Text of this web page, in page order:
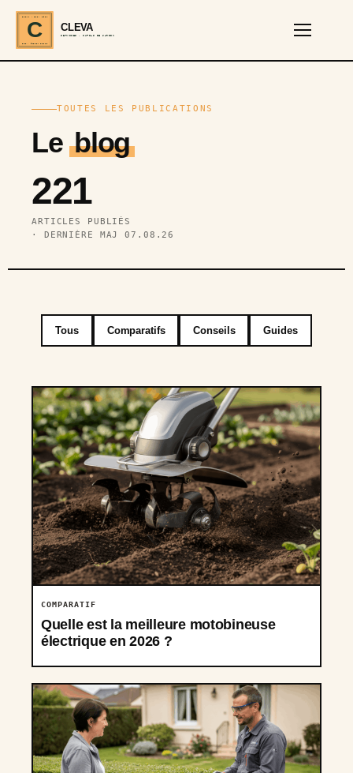
C
CLEVA · EST. 2024
REF · GARDEN TOOLS
CLEVA
SERVICES · OUTILS DE JARDIN
TOUTES LES PUBLICATIONS
Leblog
221
ARTICLES PUBLIÉS
· DERNIÈRE MAJ 07.08.26
Tous Comparatifs Conseils Guides
COMPARATIF
Quelle est la meilleure motobineuse
électrique en 2026 ?